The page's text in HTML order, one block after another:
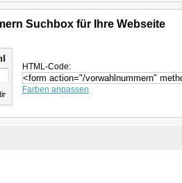
Suchbox für Ihre Webseite
HTML-Code:
Farben anpassen